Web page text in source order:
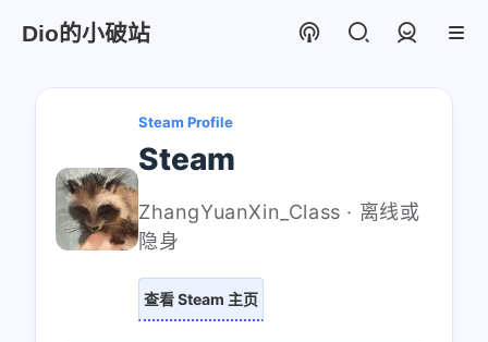
Dio的小破站
Steam Profile
Steam
ZhangYuanXin_Class · 离线或
隐身
查看 Steam 主页